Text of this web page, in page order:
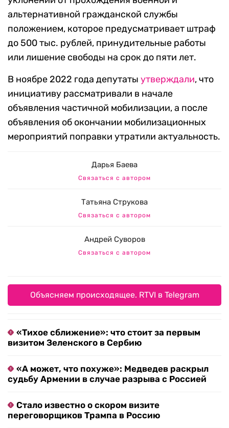
альтернативной гражданской службы
положением, которое предусматривает штраф
до 500 тыс. рублей, принудительные работы
или лишение свободы на срок до пяти лет.
В ноябре 2022 года депутаты утверждали, что
инициативу рассматривали в начале
объявления частичной мобилизации, а после
объявления об окончании мобилизационных
мероприятий поправки утратили актуальность.
Дарья Баева
Связаться с автором
Татьяна Струкова
Связаться с автором
Андрей Суворов
Связаться с автором
Объясняем происходящее. RTVI в Telegram
«Тихое сближение»: что стоит за первым
визитом Зеленского в Сербию
«А может, что похуже»: Медведев раскрыл
судьбу Армении в случае разрыва с Россией
Стало известно о скором визите
переговорщиков Трампа в Россию